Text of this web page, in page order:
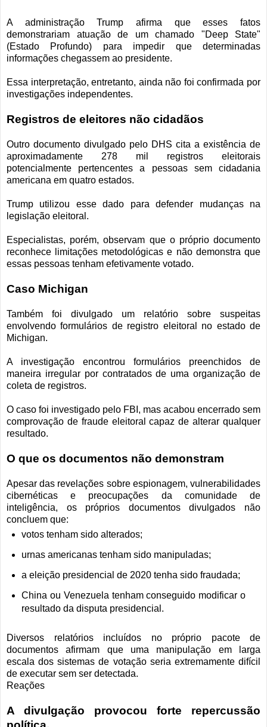
A administração Trump afirma que esses fatos
demonstrariam atuação de um chamado "Deep State"
(Estado Profundo) para impedir que determinadas
informações chegassem ao presidente.
Essa interpretação, entretanto, ainda não foi confirmada por
investigações independentes.
Registros de eleitores não cidadãos
Outro documento divulgado pelo DHS cita a existência de
aproximadamente 278 mil registros eleitorais
potencialmente pertencentes a pessoas sem cidadania
americana em quatro estados.
Trump utilizou esse dado para defender mudanças na
legislação eleitoral.
Especialistas, porém, observam que o próprio documento
reconhece limitações metodológicas e não demonstra que
essas pessoas tenham efetivamente votado.
Caso Michigan
Também foi divulgado um relatório sobre suspeitas
envolvendo formulários de registro eleitoral no estado de
Michigan.
A investigação encontrou formulários preenchidos de
maneira irregular por contratados de uma organização de
coleta de registros.
O caso foi investigado pelo FBI, mas acabou encerrado sem
comprovação de fraude eleitoral capaz de alterar qualquer
resultado.
O que os documentos não demonstram
Apesar das revelações sobre espionagem, vulnerabilidades
cibernéticas e preocupações da comunidade de
inteligência, os próprios documentos divulgados não
concluem que:
votos tenham sido alterados;
urnas americanas tenham sido manipuladas;
a eleição presidencial de 2020 tenha sido fraudada;
China ou Venezuela tenham conseguido modificar o
resultado da disputa presidencial.
Diversos relatórios incluídos no próprio pacote de
documentos afirmam que uma manipulação em larga
escala dos sistemas de votação seria extremamente difícil
de executar sem ser detectada.
Reações
A divulgação provocou forte repercussão